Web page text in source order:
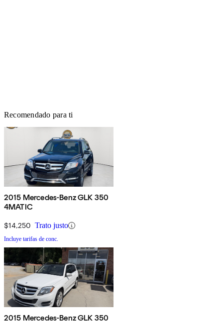
Recomendado para ti
2015 Mercedes-Benz GLK 350
4MATIC
$14,250 Trato justo
Incluye tarifas de conc.
2015 Mercedes-Benz GLK 350